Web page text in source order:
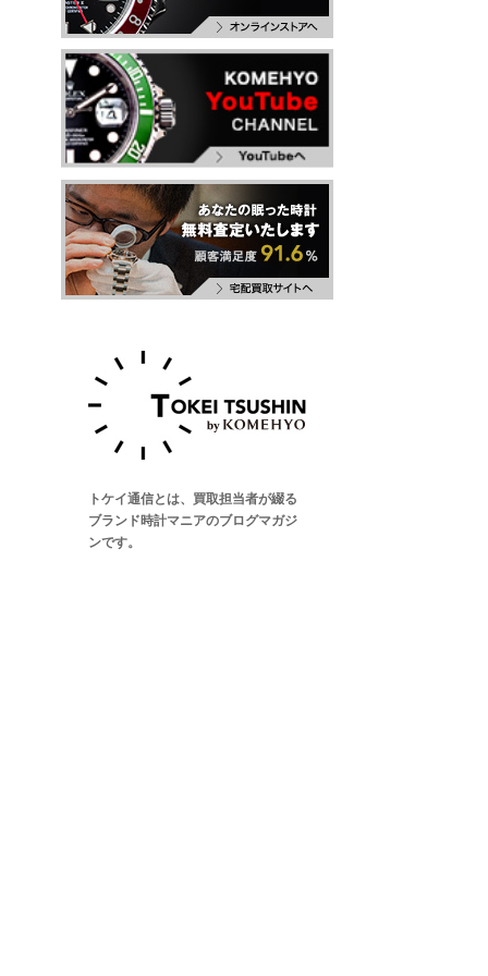
トケイ通信とは、買取担当者が綴る
ブランド時計マニアのブログマガジ
ンです。